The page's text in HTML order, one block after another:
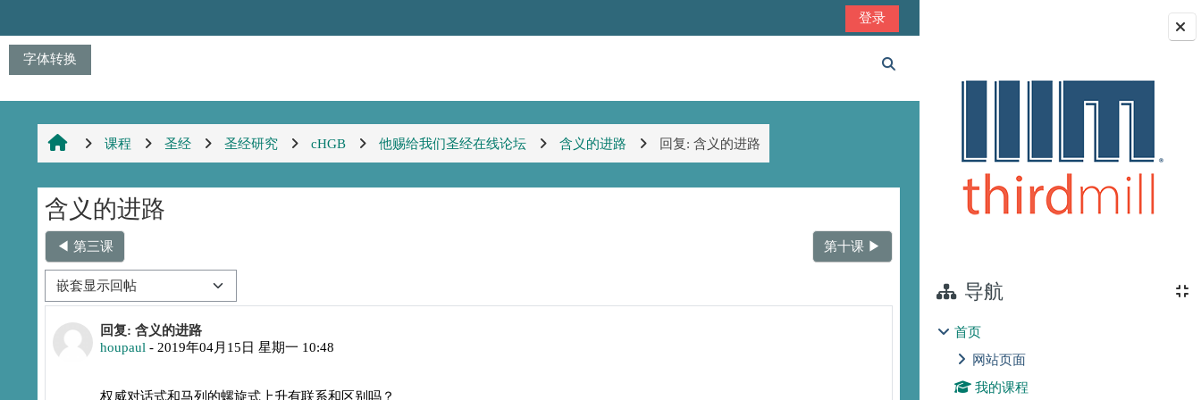
字体转换
版块
导航
首页
网站页面
我的课程
登录
切换搜索输入
课程 圣经 圣经研究 cHGB 他赐给我们圣经在线论坛 含义的进路 回复: 含义的进路
含义的进路
◀︎ 第三课 第十课 ▶︎
显示模式
回复: 含义的进路
houpaul - 2019年04月15日 星期一 10:48
回帖数：0
权威对话式和马列的螺旋式上升有联系和区别吗？